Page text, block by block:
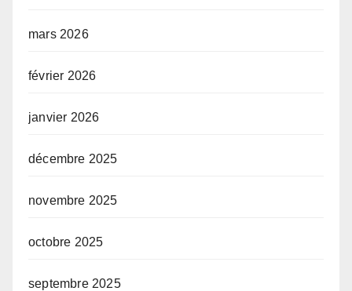
mars 2026
février 2026
janvier 2026
décembre 2025
novembre 2025
octobre 2025
septembre 2025